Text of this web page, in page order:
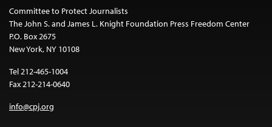
Committee to Protect Journalists
The John S. and James L. Knight Foundation Press Freedom Center
P.O. Box 2675
New York, NY 10108
Tel 212-465-1004
Fax 212-214-0640
info@cpj.org